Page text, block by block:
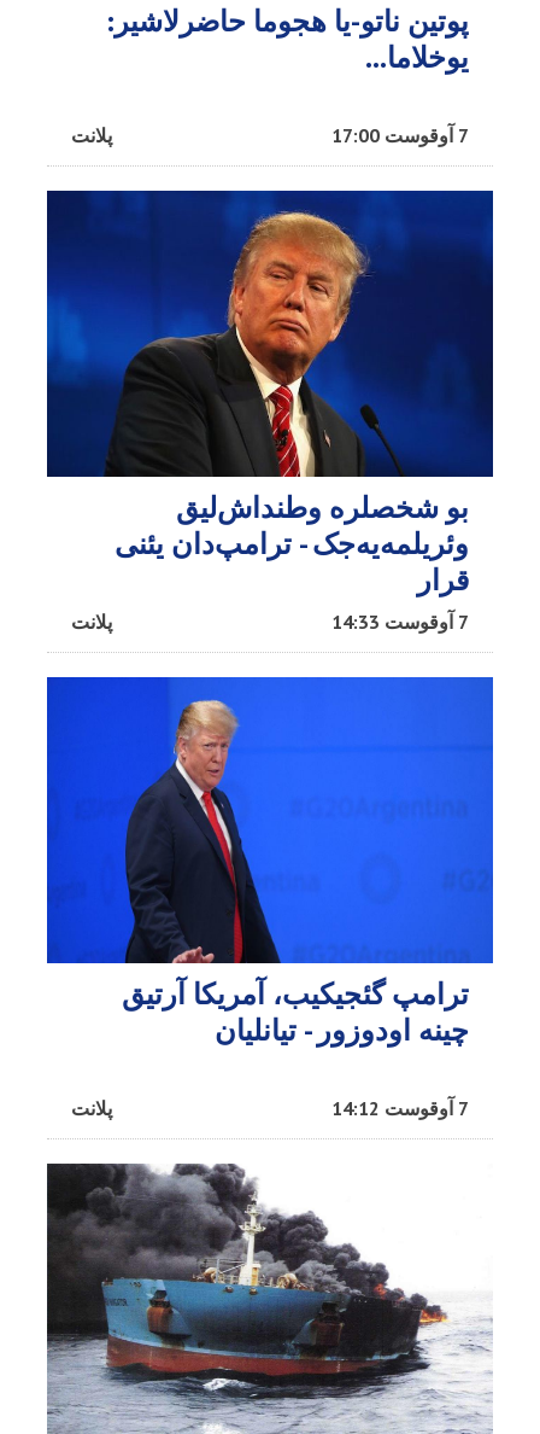
پوتین ناتو-یا هجوما حاضرلاشیر:
یوخلاما...
پلانت 7 آوقوست 17:00
بو شخصلره وطنداش‌لیق
وئریلمه‌یه‌جک - ترامپ‌دان یئنی
قرار
پلانت 7 آوقوست 14:33
ترامپ گئجیکیب، آمریکا آرتیق
چینه اودوزور - تیانلیان
پلانت 7 آوقوست 14:12